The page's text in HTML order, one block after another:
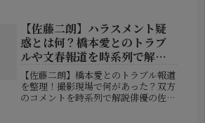
ファンから羨望の眼差しを向けられて
きました。しかし現在、そんな...
【佐藤二朗】ハラスメント疑
惑とは何？橋本愛とのトラブ
ルや文春報道を時系列で解
説！
【佐藤二朗】橋本愛とのトラブル報道
を整理！撮影現場で何があった？双方
のコメントを時系列で解説俳優の佐藤